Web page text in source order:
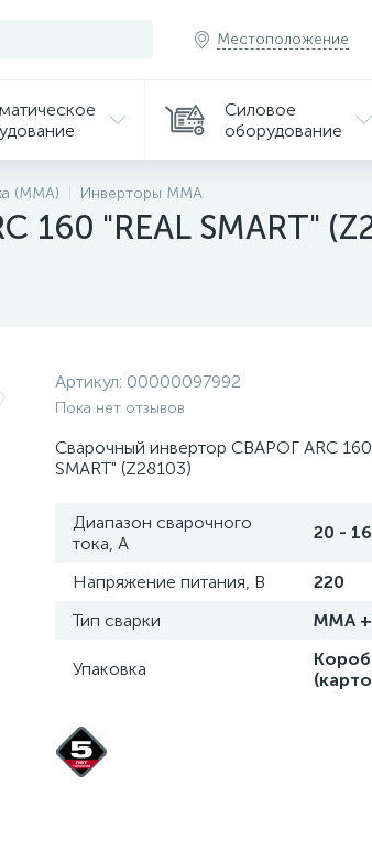
Местоположение
Силовое
оборудование
(MMA) Инверторы MMA
160 "REAL SMART"
Артикул: 00000097992
Пока нет отзывов
Сварочный инвертор СВАРОГ ARC 160
SMART" (Z28103)
Диапазон сварочного
тока, А
20 -
Напряжение питания, В
220
Тип сварки
MMA
Упаковка